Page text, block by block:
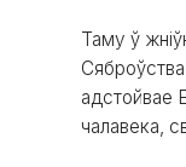
Таму ў
адстойвае
чалавека,